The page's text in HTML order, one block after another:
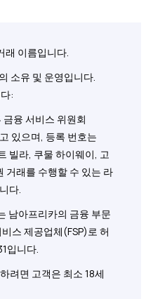
래 이름입니다.
소유 및 운영입니다.
:
융 서비스 위원회
있으며, 등록 번호는
빌라, 쿠물 하이웨이, 고
거래를 수행할 수 있는 라
다.
남아프리카의 금융 부문
스 제공업체(FSP)로 허
입니다.
려면 고객은 최소 18세